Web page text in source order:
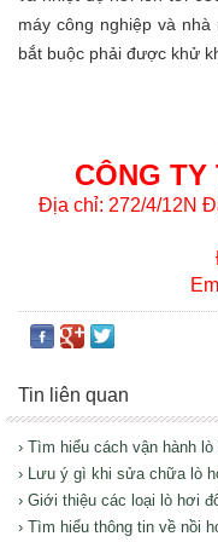
máy công nghiệp và
bắt buộc phải được khử
CÔNG
Địa chỉ: 272/4/12N
Tin liên quan
› Tìm hiểu cách vận hành
› Lưu ý gì khi sửa chữa lò
› Giới thiệu các loại lò hơi
› Tìm hiểu thông tin về nồi